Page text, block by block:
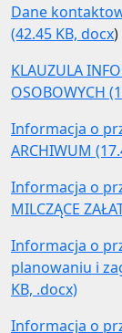
Dane
(42.45 KB, docx)
KLAUZULA
OSOBOWYCH
Informacja o
ARCHIWUM
Informacja o
MILCZĄCE
Informacja o
planowaniu i
KB, .docx)
Informacja o